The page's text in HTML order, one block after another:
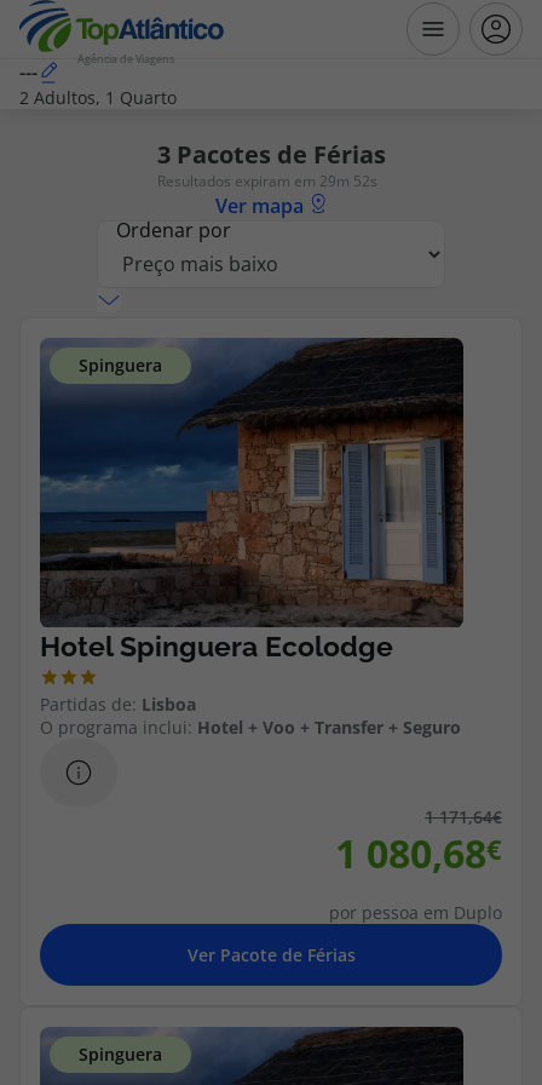
Agência de Viagens
Voos + Hotel
Pacotes de Férias
Disneyland ® Paris
Escapadinhas
Cruzeiros
Promoções
Especialistas
Cheque Viagem
Área de Cliente
---
2 Adultos, 1 Quarto
3 Pacotes de Férias
Resultados expiram em 29m 52s
Ver mapa
Ordenar por
Partidas de: Lisboa
O programa inclui: Hotel + Voo + Transfer + Seguro
1 171,64
1 080,68
por pessoa em Duplo